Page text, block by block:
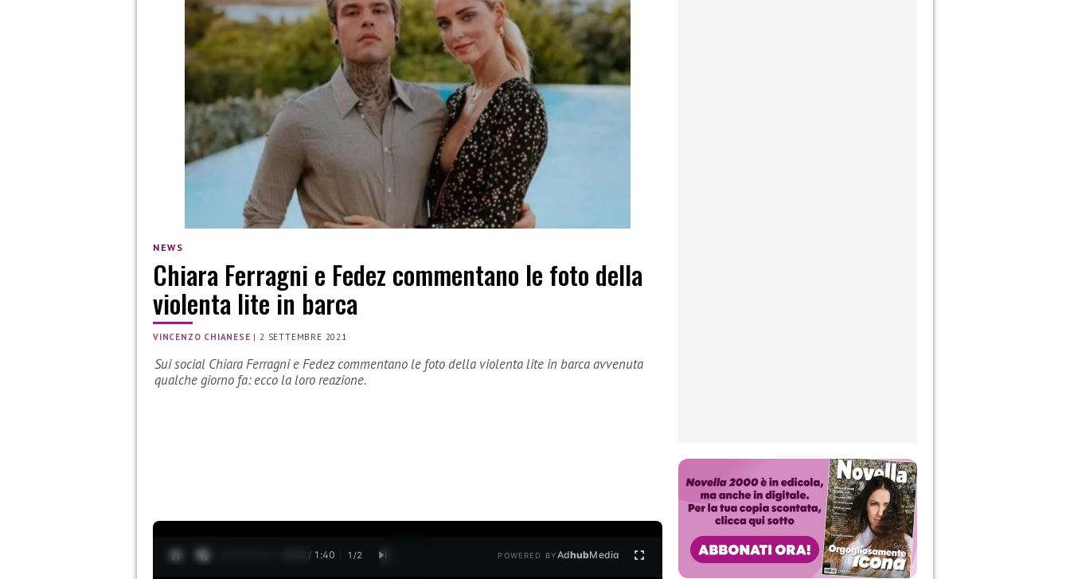
NEWS
Chiara Ferragni e Fedez commentano le foto della
violenta lite in barca
VINCENZO CHIANESE |2 SETTEMBRE 2021
Sui social Chiara Ferragni e Fedez commentano le foto della violenta lite in barca avvenuta
qualche giorno fa: ecco la loro reazione.
0:13 / 1:40 1 /2 POWERED BYAdhubMedia